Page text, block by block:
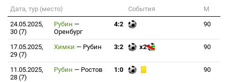
Дата, тур (место) События
М
24.05.2025,
30 (7)
Рубин —
Оренбург
4:2 90
17.05.2025,
29 (7)
Химки — Рубин 3:2 x2 90
11.05.2025,
28 (7)
Рубин — Ростов 1:0 90